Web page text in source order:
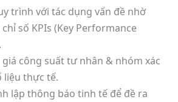
trình với tác dụng vấn đề nhờ
số KPIs (Key Performance
công suất tư nhân & nhóm xác
liệu thực tế.
lập thông báo tinh tế để đề ra